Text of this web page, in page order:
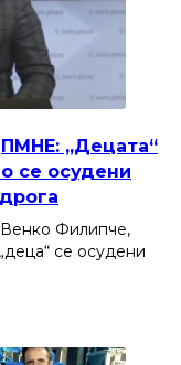
„Децата“
се осудени
Филипче,
се осудени